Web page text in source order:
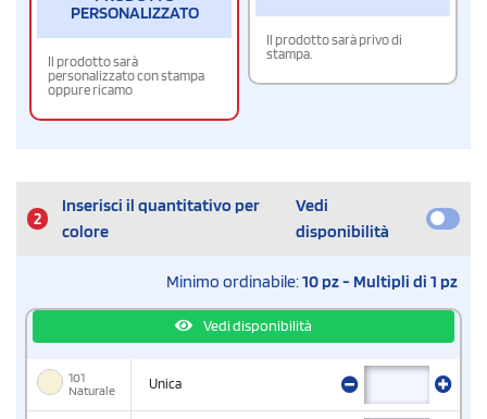
PERSONALIZZATO
Il prodotto sarà
personalizzato con stampa
oppure ricamo
Il prodotto sarà privo di
stampa.
2
Inserisci il quantitativo per
colore
Vedi
disponibilità
Minimo ordinabile:10 pz - Multipli di 1 pz
Vedi disponibilità
101
Naturale
Unica